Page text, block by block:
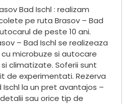
Bad Ischl : realizam
pe ruta Brasov – Bad
de peste 10 ani.
– Bad Ischl se realizeaza
microbuze si autocare
climatizate. Soferii sunt
de experimentati. Rezerva
la un pret avantajos –
sau orice tip de